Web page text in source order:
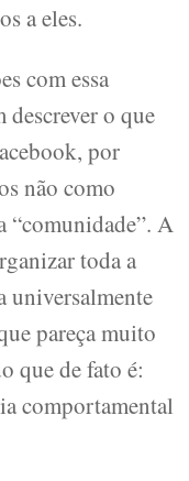
a eles.
com essa
o que
por
não como
“comunidade”. A
toda a
universalmente
pareça muito
que de fato é:
comportamental